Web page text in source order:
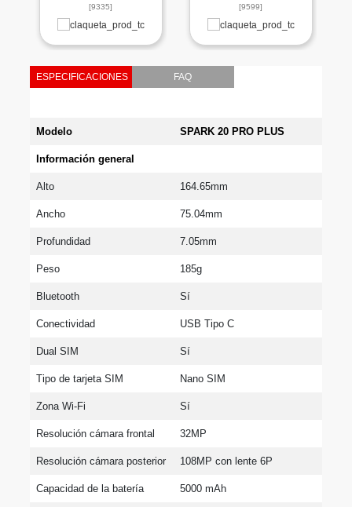
[9335] [9599]
ESPECIFICACIONES FAQ
Modelo SPARK 20 PRO PLUS
Información general
Alto 164.65mm
Ancho 75.04mm
Profundidad 7.05mm
Peso 185g
Bluetooth Sí
Conectividad USB Tipo C
Dual SIM Sí
Tipo de tarjeta SIM Nano SIM
Zona Wi-Fi Sí
Resolución cámara frontal 32MP
Resolución cámara posterior 108MP con lente 6P
Capacidad de la batería 5000 mAh